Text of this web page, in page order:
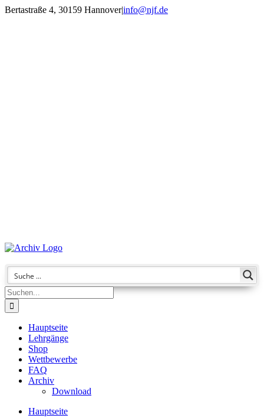
Zum
Bertastraße 4, 30159 Hannover|info@njf.de
Suche
nach:
Hauptseite
Lehrgänge
Shop
Wettbewerbe
FAQ
Archiv
Download
Hauptseite